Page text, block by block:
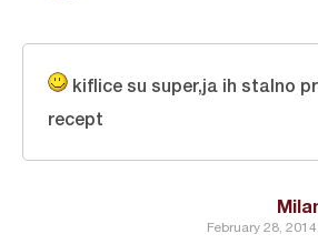
February 28,
kiflice su super,ja ih stalno
recept